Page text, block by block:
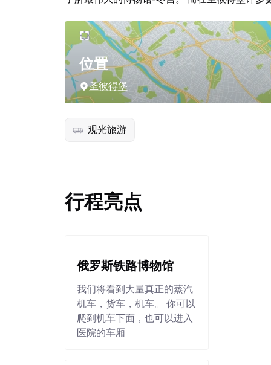
位置
圣彼得堡
观光旅游
行程亮点
俄罗斯铁路博物馆
我们将看到大量真正的蒸汽
机车，货车，机车。 你可以
爬到机车下面，也可以进入
医院的车厢